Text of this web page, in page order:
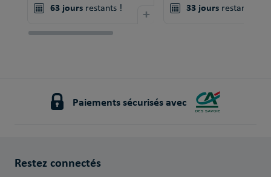
63 jours restants ! + 33 jours restants !
Paiements sécurisés avec
Restez connectés